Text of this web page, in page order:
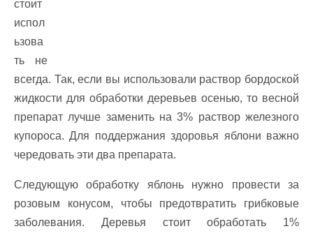
стоит
испол
ьзова
ть не
всегда. Так, если вы использовали раствор бордоской
жидкости для обработки деревьев осенью, то весной
препарат лучше заменить на 3% раствор железного
купороса. Для поддержания здоровья яблони важно
чередовать эти два препарата.
Следующую обработку яблонь нужно провести за
розовым конусом, чтобы предотвратить грибковые
заболевания. Деревья стоит обработать 1%